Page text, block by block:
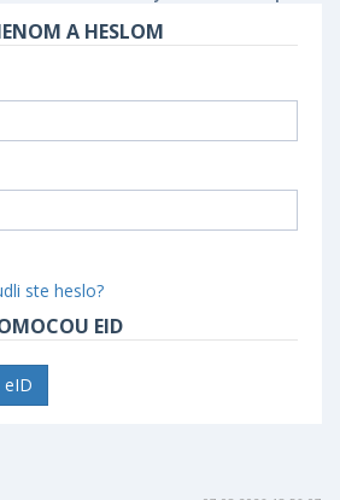
A HESLOM
ste heslo?
EID